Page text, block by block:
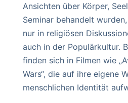
Ansichten über Körper,
Seminar behandelt
nur in religiösen
auch in der Populärkultur.
finden sich in Filmen wie
Wars“, die auf ihre eigene
menschlichen Identität